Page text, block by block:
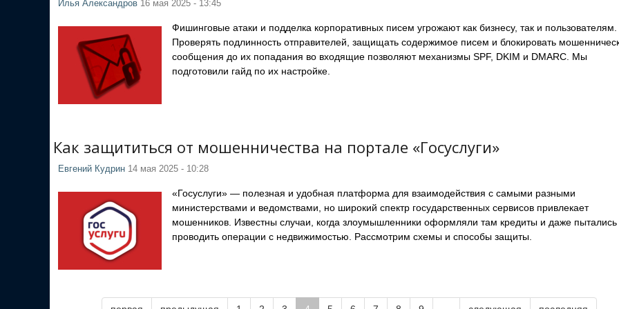
Илья Александров 16 мая 2025 - 13:45
Фишинговые атаки и подделка корпоративных писем угрожают как бизнесу, так и пользователям.
Проверять подлинность отправителей, защищать содержимое писем и блокировать
сообщения до их попадания во входящие позволяют механизмы SPF, DKIM и DMARC. Мы
подготовили гайд по их настройке.
Как защититься от мошенничества на портале «Госуслуги»
Евгений Кудрин 14 мая 2025 - 10:28
«Госуслуги» — полезная и удобная платформа для взаимодействия с самыми разными
министерствами и ведомствами, но широкий спектр государственных сервисов привлекает
мошенников. Известны случаи, когда злоумышленники оформляли там кредиты и даже пытались
проводить операции с недвижимостью. Рассмотрим схемы и способы защиты.